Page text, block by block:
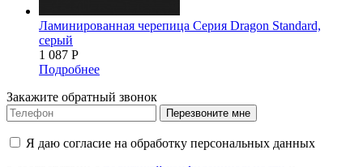
Ламинированная черепица Серия Dragon Standard,
серый
1 087 Р
Подробнее
Закажите обратный звонок
Перезвоните мне
Я даю согласие на обработку персональных данных